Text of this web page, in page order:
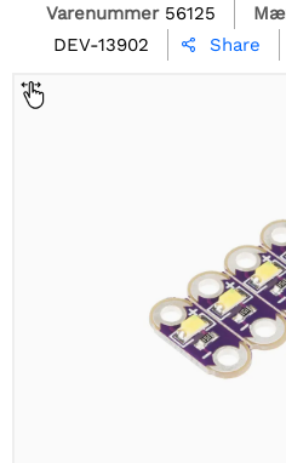
Varenummer 56125
DEV-13902
 Share